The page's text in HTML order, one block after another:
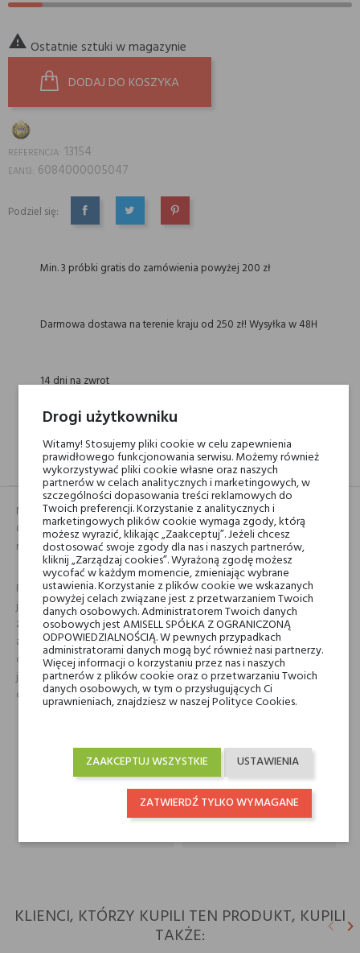
 Ostatnie sztuki w magazynie
DODAJ DO KOSZYKA
REFERENCJA: 13154
EAN13: 6084000005047
Podziel się:
UDOSTĘPNIJTWEETUJPINTEREST
Min. 3 próbki gratis do zamówienia powyżej 200 zł
Darmowa dostawa na terenie kraju od 250 zł! Wysyłka w 48H
14 dni na zwrot
OPIS GPSR RECENZJE(0)
Nowy zapach dla kobiet to uzupełnienie naszej najnowszej kolekcji
Opulent, która zaskakuje swą innowacyjnością i wyznacza zupełnie
nowe trendy.
Firma Designer Shaik znana jest ze swych śmiałych kolekcji. Nie inaczej
jest również w tym przypadku. Naszych wyjątkowych flakonów
zanurzonych w 18 karatowym różowym złocie nie sposób nie zauważyć,
a zapachy, które komponujemy, są uosobieniem klasycznej elegancji –
co czyni je odpowiednimi na każdą okazję. Nowa seria zapachów
jeszcze wyżej podnosi status naszych nagradzanych perfum i jest
dostępna jako edycja limitowana w perfumerii Mon Credo.
Marki Niszowe
Designer Shaik
wody perfumowane
KLIENCI, KTÓRZY KUPILI TEN PRODUKT, KUPILI
TAKŻE: keyboard_arrow_leftkeyboard_arrow_right
Drogi użytkowniku
Witamy! Stosujemy pliki cookie w celu zapewnienia
prawidłowego funkcjonowania serwisu. Możemy również
wykorzystywać pliki cookie własne oraz naszych
partnerów w celach analitycznych i marketingowych, w
szczególności dopasowania treści reklamowych do
Twoich preferencji. Korzystanie z analitycznych i
marketingowych plików cookie wymaga zgody, którą
możesz wyrazić, klikając „Zaakceptuj”. Jeżeli chcesz
dostosować swoje zgody dla nas i naszych partnerów,
kliknij „Zarządzaj cookies”. Wyrażoną zgodę możesz
wycofać w każdym momencie, zmieniając wybrane
ustawienia. Korzystanie z plików cookie we wskazanych
powyżej celach związane jest z przetwarzaniem Twoich
danych osobowych. Administratorem Twoich danych
osobowych jest AMISELL SPÓŁKA Z OGRANICZONĄ
ODPOWIEDZIALNOŚCIĄ. W pewnych przypadkach
administratorami danych mogą być również nasi partnerzy.
Więcej informacji o korzystaniu przez nas i naszych
partnerów z plików cookie oraz o przetwarzaniu Twoich
danych osobowych, w tym o przysługujących Ci
uprawnieniach, znajdziesz w naszej Polityce Cookies.
USTAWIENIA
ZAAKCEPTUJ WSZYSTKIE
ZATWIERDŹ TYLKO WYMAGANE